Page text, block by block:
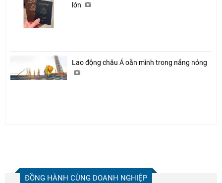
lớn
Lao động châu Á oằn mình trong nắng nóng
ĐỒNG HÀNH CÙNG DOANH NGHIỆP